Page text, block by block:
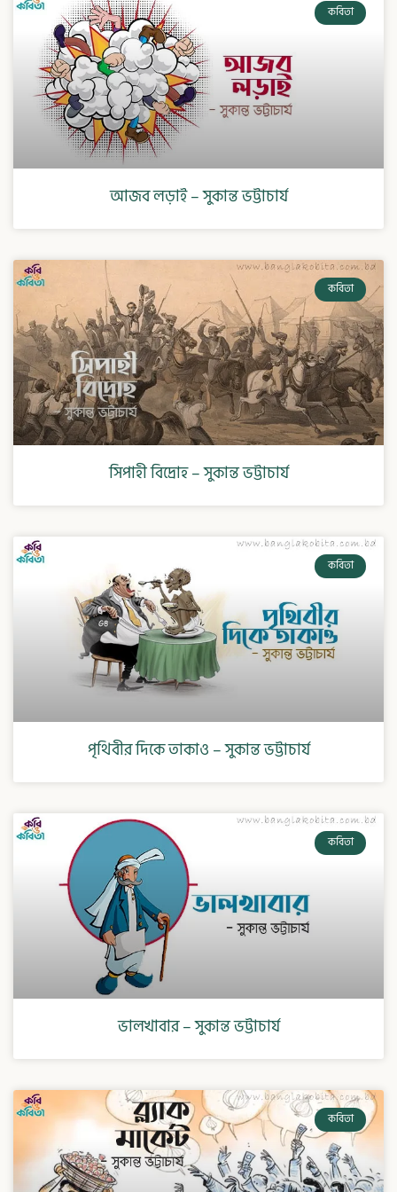
কবিতা
আজব লড়াই – সুকান্ত ভট্টাচার্য
কবিতা
সিপাহী বিদ্রোহ – সুকান্ত ভট্টাচার্য
কবিতা
পৃথিবীর দিকে তাকাও – সুকান্ত ভট্টাচার্য
কবিতা
ভালখাবার – সুকান্ত ভট্টাচার্য
কবিতা